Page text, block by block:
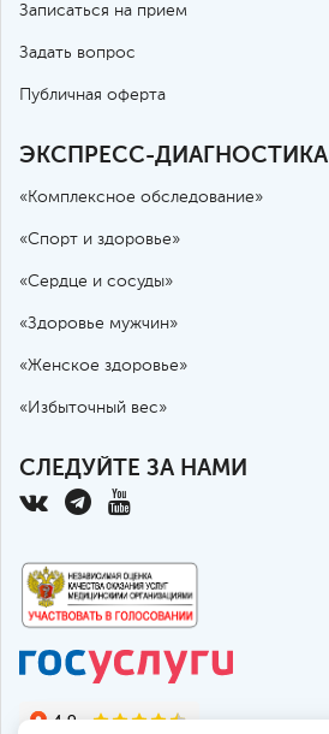
Записаться на прием
Задать вопрос
Публичная оферта
ЭКСПРЕСС-ДИАГНОСТИКА
«Комплексное обследование»
«Спорт и здоровье»
«Сердце и сосуды»
«Здоровье мужчин»
«Женское здоровье»
«Избыточный вес»
СЛЕДУЙТЕ ЗА НАМИ